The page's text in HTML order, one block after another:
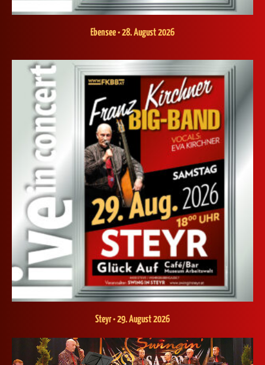
Ebensee • 28. August 2026
Steyr • 29. August 2026